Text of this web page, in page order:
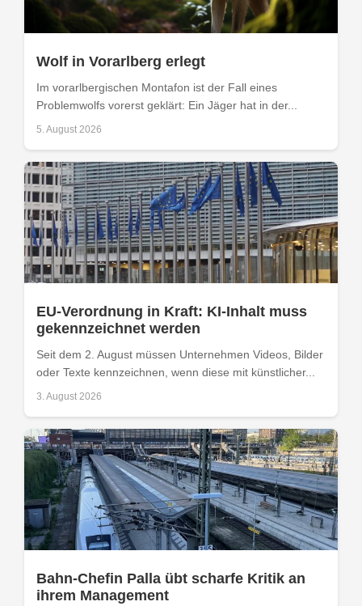
Wolf in Vorarlberg erlegt
Im vorarlbergischen Montafon ist der Fall eines
Problemwolfs vorerst geklärt: Ein Jäger hat in der...
5. August 2026
EU-Verordnung in Kraft: KI-Inhalt muss
gekennzeichnet werden
Seit dem 2. August müssen Unternehmen Videos, Bilder
oder Texte kennzeichnen, wenn diese mit künstlicher...
3. August 2026
Bahn-Chefin Palla übt scharfe Kritik an
ihrem Management